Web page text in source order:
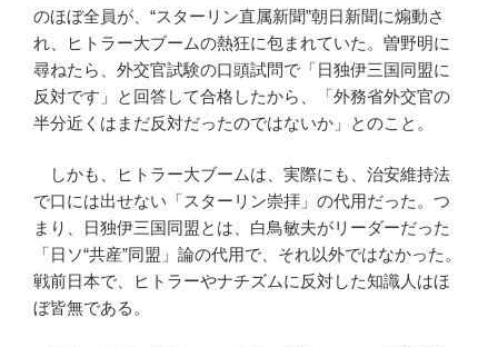
のほぼ全員が、“スターリン直属新聞”朝日新聞に煽動さ
れ、ヒトラー大ブームの熱狂に包まれていた。曽野明に
尋ねたら、外交官試験の口頭試問で「日独伊三国同盟に
反対です」と回答して合格したから、「外務省外交官の
半分近くはまだ反対だったのではないか」とのこと。
しかも、ヒトラー大ブームは、実際にも、治安維持法
で口には出せない「スターリン崇拝」の代用だった。つ
まり、日独伊三国同盟とは、白鳥敏夫がリーダーだった
「日ソ“共産”同盟」論の代用で、それ以外ではなかった。
戦前日本で、ヒトラーやナチズムに反対した知識人はほ
ぼ皆無である。